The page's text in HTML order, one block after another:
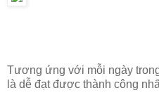
Tương ứng với mỗi ngày
là dễ đạt được thành công